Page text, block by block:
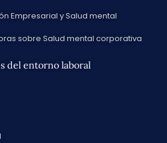
Empresarial y Salud mental
sobre Salud mental corporativa
del entorno laboral